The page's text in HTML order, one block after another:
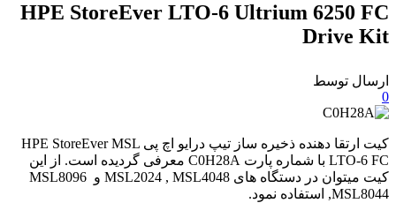
HPE StoreEver LTO-6 Ultrium 6250 FC
Drive Kit
ارسال توسط
0
کیت ارتقا دهنده ذخیره ساز تیپ درایو اچ پی HPE StoreEver MSL
LTO-6 FC با شماره پارت C0H28A معرفی گردیده است. از این
کیت میتوان در دستگاه های MSL2024 , MSL4048 و MSL8096
,MSL8044 استفاده نمود.